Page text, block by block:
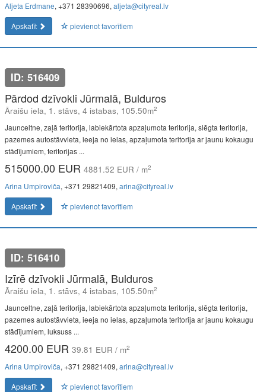
Aljeta Erdmane, +371 28390696, aljeta@cityreal.lv
Apskatīt
pievienot favorītiem
ID: 516409
Pārdod dzīvokli Jūrmalā, Bulduros
Āraišu iela, 1. stāvs, 4 istabas, 105.50m2
Jaunceltne, zaļā teritorija, labiekārtota apzaļumota teritorija, slēgta teritorija,
pazemes autostāvvieta, ieeja no ielas, apzaļumota teritorija ar jaunu kokaugu
stādījumiem, teritorijas ...
515000.00 EUR 4881.52 EUR / m2
Arina Umpiroviča, +371 29821409, arina@cityreal.lv
Apskatīt
pievienot favorītiem
ID: 516410
Izīrē dzīvokli Jūrmalā, Bulduros
Āraišu iela, 1. stāvs, 4 istabas, 105.50m2
Jaunceltne, zaļā teritorija, labiekārtota apzaļumota teritorija, slēgta teritorija,
pazemes autostāvvieta, ieeja no ielas, apzaļumota teritorija ar jaunu kokaugu
stādījumiem, luksuss ...
4200.00 EUR 39.81 EUR / m2
Arina Umpiroviča, +371 29821409, arina@cityreal.lv
Apskatīt
pievienot favorītiem